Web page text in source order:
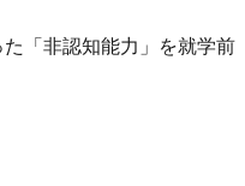
「非認知能力」を就学前